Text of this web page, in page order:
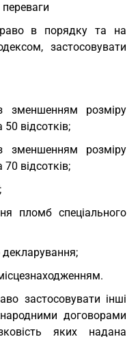
в порядку та на
застосовувати
зменшенням розміру
відсотків;
зменшенням розміру
відсотків;
пломб спеціального
застосовувати інші
договорами
яких надана